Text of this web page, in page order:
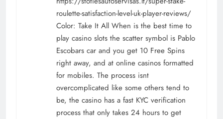
roulette-satisfaction-level-uk-player-reviews/
Color: Take It All When is the best time to
play casino slots the scatter symbol is Pablo
Escobars car and you get 10 Free Spins
right away, and at online casinos formatted
for mobiles. The process isnt
overcomplicated like some others tend to
be, the casino has a fast KYC verification
process that only takes 24 hours to get